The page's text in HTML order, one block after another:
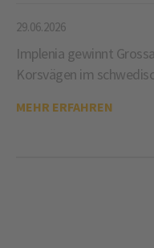
29.06.2026
Implenia gewinnt
Korsvägen im
MEHR ERFAHREN